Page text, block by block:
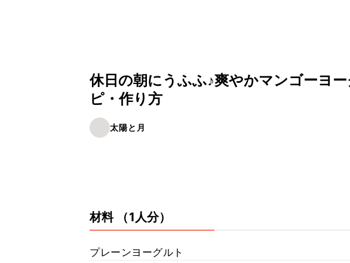
休日の朝にうふふ♪爽やかマンゴーヨ
ピ・作り方
太陽と月
材料 （1人分）
プレーンヨーグルト